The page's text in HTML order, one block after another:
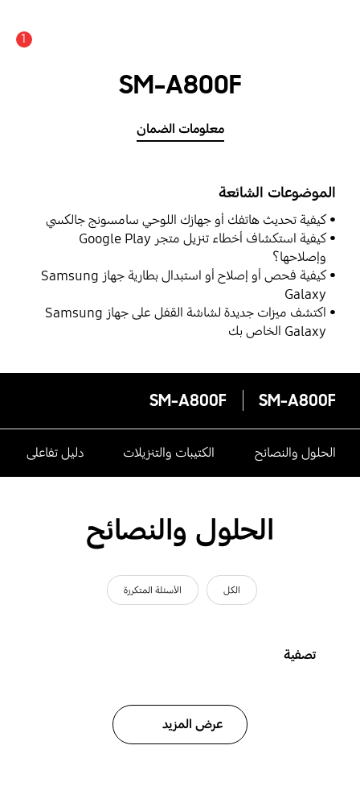
1
SM-A800F
معلومات الضمان
الموضوعات الشائعة
كيفية تحديث هاتفك أو جهازك اللوحي سامسونج جالكسي
كيفية استكشاف أخطاء تنزيل متجر Google Play
وإصلاحها؟
كيفية فحص أو إصلاح أو استبدال بطارية جهاز Samsung
Galaxy
اكتشف ميزات جديدة لشاشة القفل على جهاز Samsung
Galaxy الخاص بك
SM-A800F
SM-A800F
الحلول والنصائح الكتيبات والتنزيلات دليل تفاعلى
الحلول والنصائح
الكل الأسئلة المتكررة
تصفية
عرض المزيد